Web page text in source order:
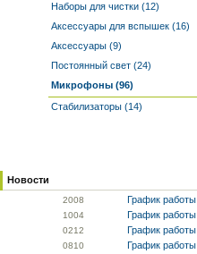
Наборы для чистки (12)
Аксессуары для вспышек (16)
Аксессуары (9)
Постоянный свет (24)
Микрофоны (96)
Стабилизаторы (14)
Новости
2008 График работы
1004 График работы
0212 График работы
0810 График работы